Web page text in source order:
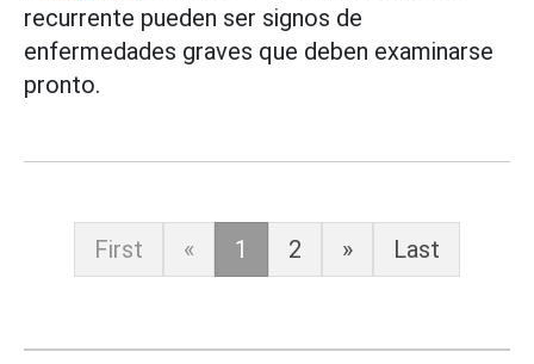
recurrente pueden ser signos de
enfermedades graves que deben examinarse
pronto.
First « 1 2 » Last